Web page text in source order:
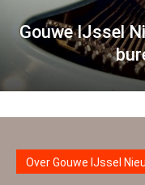
Gouwe IJssel
Over Gouwe IJssel